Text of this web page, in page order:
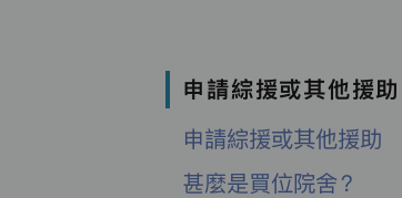
申請綜援或其他援助
申請綜援或其他援助
甚麼是買位院舍？